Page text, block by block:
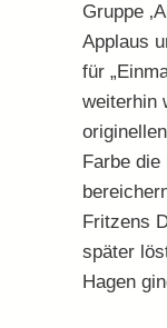
Gruppe
Applaus
für
weiterhin
Farbe
Fritzens
später
Hagen